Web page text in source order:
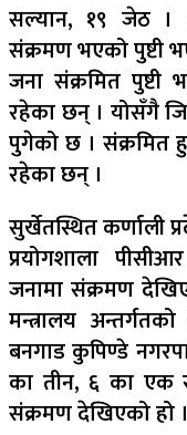
सल्यान, १९ जेठ ।
संक्रमण भएको पुष्टी
जना संक्रमित पुष्टी
रहेका छन् । योसँगै
पुगेको छ । संक्रमित
रहेका छन् ।
सुर्खेतस्थित कर्णाली
प्रयोगशाला
जनामा संक्रमण
मन्त्रालय
बनगाड कुपिण्डे
का तीन, ६ का एक
संक्रमण देखिएको हो ।